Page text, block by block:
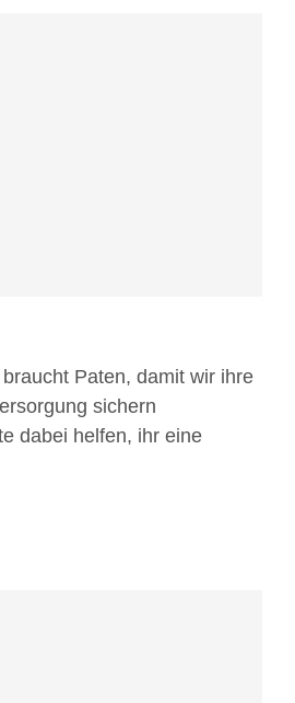
Paten, damit wir ihre
sichern
dabei helfen, ihr eine